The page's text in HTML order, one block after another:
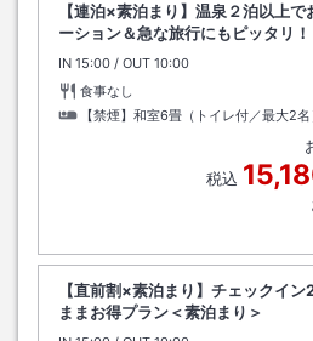
【連泊×素泊まり】温泉２泊以上
ーション＆急な旅行にもピッタリ
IN チェックイン
15:00 / OUT チェックアウト
10:00
食事なし
【禁煙】和室6畳（トイレ付／最大2名
税込
【直前割×素泊まり】チェックイ
ままお得プラン＜素泊まり＞